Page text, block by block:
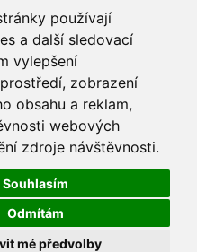
používají
a další sledovací
vylepšení
zobrazení
obsahu a reklam,
webových
zdroje návštěvnosti.
Souhlasím
Odmítám
mé předvolby
komora. Tvorba a provoz